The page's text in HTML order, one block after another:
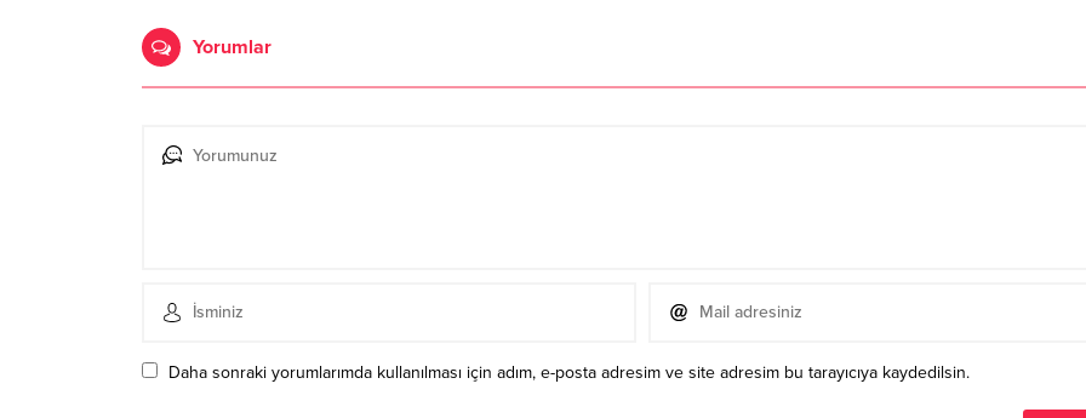
Yorumlar
Daha sonraki yorumlarımda kullanılması için adım, e-posta adresim ve site adresim bu tarayıcıya kaydedilsin.